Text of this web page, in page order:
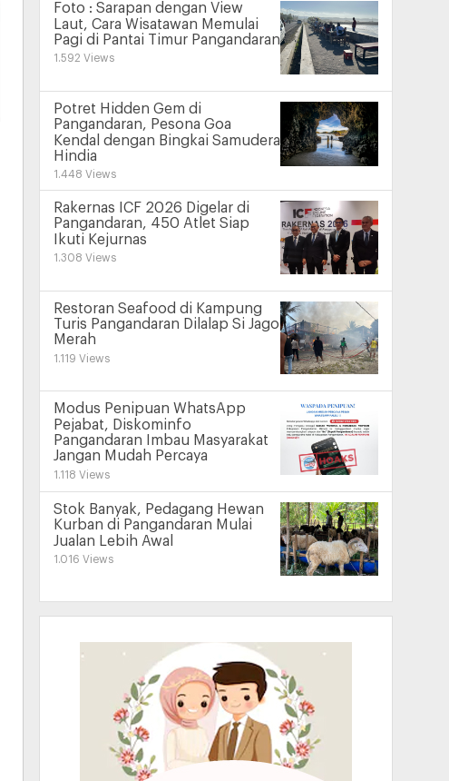
Foto : Sarapan dengan View
Laut, Cara Wisatawan Memulai
Pagi di Pantai Timur Pangandaran
1.592 Views
Potret Hidden Gem di
Pangandaran, Pesona Goa
Kendal dengan Bingkai Samudera
Hindia
1.448 Views
Rakernas ICF 2026 Digelar di
Pangandaran, 450 Atlet Siap
Ikuti Kejurnas
1.308 Views
Restoran Seafood di Kampung
Turis Pangandaran Dilalap Si Jago
Merah
1.119 Views
Modus Penipuan WhatsApp
Pejabat, Diskominfo
Pangandaran Imbau Masyarakat
Jangan Mudah Percaya
1.118 Views
Stok Banyak, Pedagang Hewan
Kurban di Pangandaran Mulai
Jualan Lebih Awal
1.016 Views